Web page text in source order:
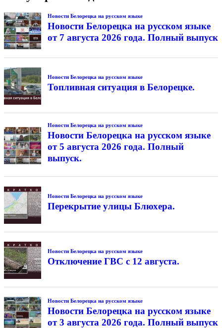
Новости Белорецка на русском языке
Новости Белорецка на русском языке
от 7 августа 2026 года. Полный выпуск
Новости Белорецка на русском языке
Топливная ситуация в Белорецке.
Новости Белорецка на русском языке
Новости Белорецка на русском языке
от 5 августа 2026 года. Полный
выпуск.
Новости Белорецка на русском языке
Перекрытие улицы Блюхера.
Новости Белорецка на русском языке
Отключение ГВС с 12 августа.
Новости Белорецка на русском языке
Новости Белорецка на русском языке
от 3 августа 2026 года. Полный выпуск